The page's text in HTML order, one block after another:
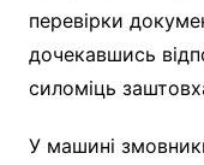
перевірки
дочекавшись
силоміць
У машині